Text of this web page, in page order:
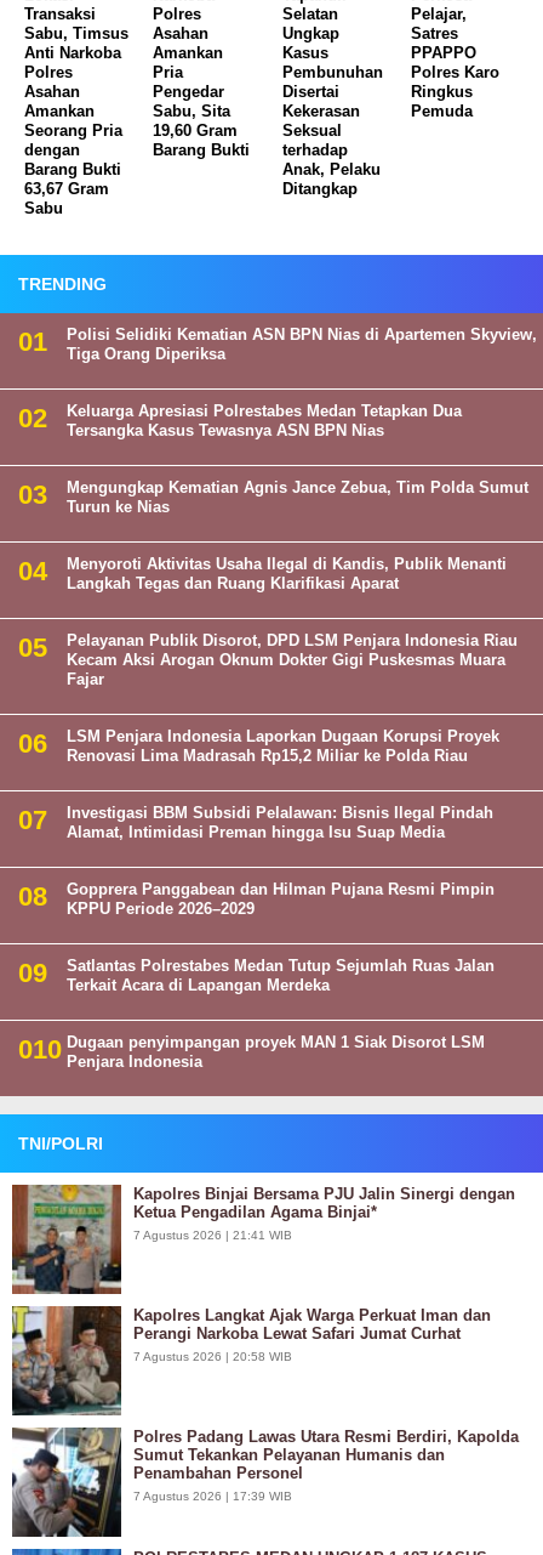
Transaksi
Sabu, Timsus
Anti Narkoba
Polres
Asahan
Amankan
Seorang Pria
dengan
Barang Bukti
63,67 Gram
Sabu
Polres
Asahan
Amankan
Pria
Pengedar
Sabu, Sita
19,60 Gram
Barang Bukti
Selatan
Ungkap
Kasus
Pembunuhan
Disertai
Kekerasan
Seksual
terhadap
Anak, Pelaku
Ditangkap
Pelajar,
Satres
PPAPPO
Polres Karo
Ringkus
Pemuda
TRENDING
Polisi Selidiki Kematian ASN BPN Nias di Apartemen Skyview,
Tiga Orang Diperiksa
Keluarga Apresiasi Polrestabes Medan Tetapkan Dua
Tersangka Kasus Tewasnya ASN BPN Nias
Mengungkap Kematian Agnis Jance Zebua, Tim Polda Sumut
Turun ke Nias
Menyoroti Aktivitas Usaha Ilegal di Kandis, Publik Menanti
Langkah Tegas dan Ruang Klarifikasi Aparat
Pelayanan Publik Disorot, DPD LSM Penjara Indonesia Riau
Kecam Aksi Arogan Oknum Dokter Gigi Puskesmas Muara
Fajar
LSM Penjara Indonesia Laporkan Dugaan Korupsi Proyek
Renovasi Lima Madrasah Rp15,2 Miliar ke Polda Riau
Investigasi BBM Subsidi Pelalawan: Bisnis Ilegal Pindah
Alamat, Intimidasi Preman hingga Isu Suap Media
Gopprera Panggabean dan Hilman Pujana Resmi Pimpin
KPPU Periode 2026–2029
Satlantas Polrestabes Medan Tutup Sejumlah Ruas Jalan
Terkait Acara di Lapangan Merdeka
Dugaan penyimpangan proyek MAN 1 Siak Disorot LSM
Penjara Indonesia
TNI/POLRI
Kapolres Binjai Bersama PJU Jalin Sinergi dengan
Ketua Pengadilan Agama Binjai*
7 Agustus 2026 | 21:41 WIB
Kapolres Langkat Ajak Warga Perkuat Iman dan
Perangi Narkoba Lewat Safari Jumat Curhat
7 Agustus 2026 | 20:58 WIB
Polres Padang Lawas Utara Resmi Berdiri, Kapolda
Sumut Tekankan Pelayanan Humanis dan
Penambahan Personel
7 Agustus 2026 | 17:39 WIB